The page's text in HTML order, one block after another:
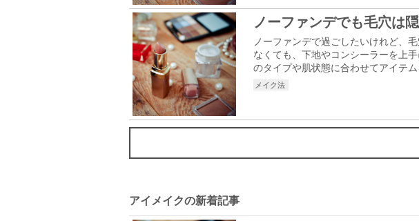
ノーファンデでも毛穴は
ノーファンデで過ごしたいけれど、
なくても、下地やコンシーラーを上
のタイプや肌状態に合わせてアイテ
メイク法
アイメイクの新着記事